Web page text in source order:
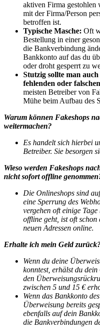
aktiven Firma gestohlen
mit der Firma/Person
betroffen ist.
Typische Masche: Oft
Bestellung in einer
die Bankverbindung
Bankkonto auf das du
oder droht gesperrt zu
Stutzig sollte man
fehlenden oder
meisten Betreiber von
Mühe beim Aufbau des
Warum können Fakeshops
weitermachen?
Es handelt sich hierbei
Betreiber. Sie besorgen
Wieso werden Fakeshops
nicht sofort offline
Die Onlineshops sind
eine Sperrung des
vergehen oft einige
offline geht, ist oft
neuen Adressen online.
Erhalte ich mein Geld
Wenn du deine
konntest, erhälst du
den
zwischen 5 und 15 €
Wenn das Bankkonto
Überweisung bereits
ebenfalls auf dein
die Bankverbindungen